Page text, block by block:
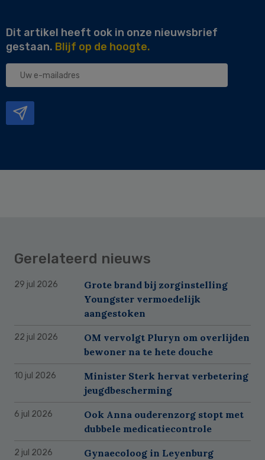
Dit artikel heeft ook in onze nieuwsbrief
gestaan. Blijf op de hoogte.
Uw
Gerelateerd nieuws
29 jul 2026
Grote brand bij zorginstelling
Youngster vermoedelijk
aangestoken
22 jul 2026
OM vervolgt Pluryn om overlijden
bewoner na te hete douche
10 jul 2026
Minister Sterk hervat verbetering
jeugdbescherming
6 jul 2026
Ook Anna ouderenzorg stopt met
dubbele medicatiecontrole
2 jul 2026
Gynaecoloog in Leyenburg